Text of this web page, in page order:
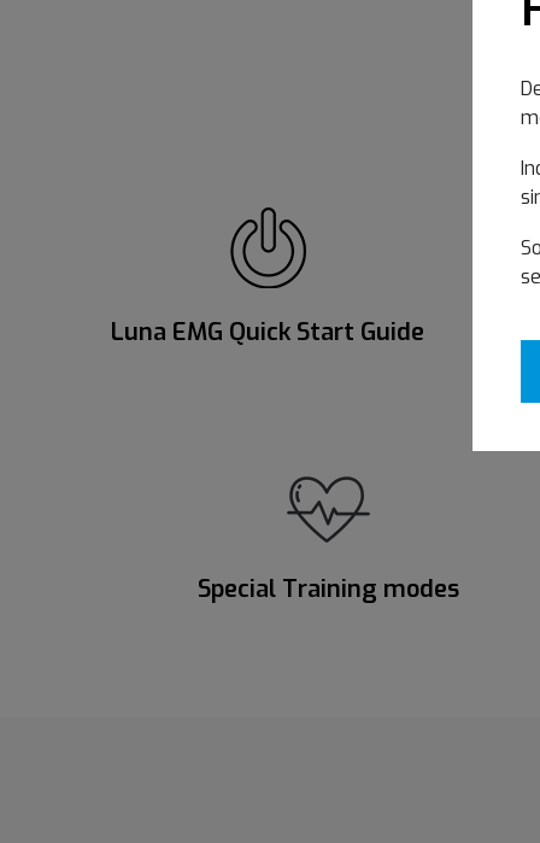
Luna EMG Quick Start Guide
Special Training modes